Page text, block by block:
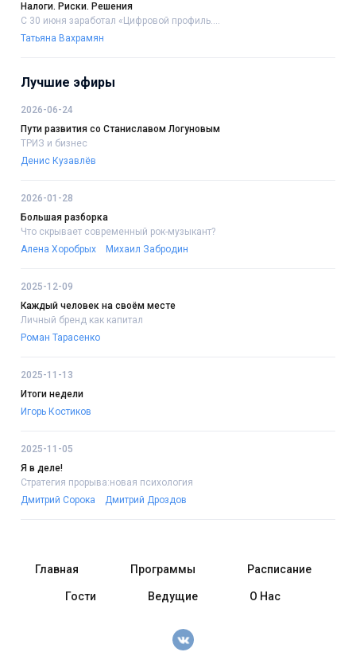
Налоги. Риски. Решения
С 30 июня заработал «Цифровой профиль....
Татьяна Вахрамян
Лучшие эфиры
2026-06-24
Пути развития со Станиславом Логуновым
ТРИЗ и бизнес
Денис Кузавлёв
2026-01-28
Большая разборка
Что скрывает современный рок-музыкант?
Алена Хоробрых
Михаил Забродин
2025-12-09
Каждый человек на своём месте
Личный бренд как капитал
Роман Тарасенко
2025-11-13
Итоги недели
Игорь Костиков
2025-11-05
Я в деле!
Стратегия прорыва:новая психология
Дмитрий Сорока
Дмитрий Дроздов
Главная Программы Расписание
Гости Ведущие О Нас